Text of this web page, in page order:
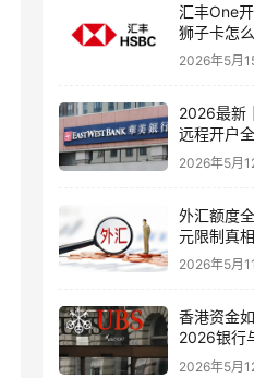
汇丰One
狮子卡怎
+补办攻略
2026年5月
2026最新
远程开户
民足不出
境账户实
2026年5月
外汇额度
元限制真
境通道
2026年5月
香港资金
2026银行
攻略
2026年5月